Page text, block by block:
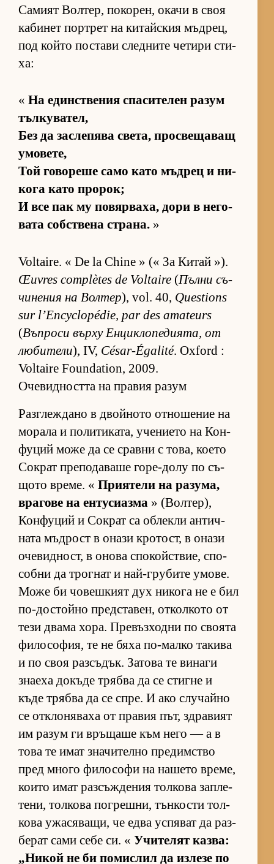
Са­мият Вол­тер, по­ко­рен, окачи в своя
ка­би­нет пор­т­рет на ки­тайс­кия мъд­рец,
под който пос­тави след­ните че­тири сти­
ха:
« На един­с­т­ве­ния спа­си­те­лен ра­зум
тъл­ку­ва­тел,
Без да зас­ле­пява све­та, прос­ве­ща­ващ
умо­ве­те,
Той го­во­реше само като мъд­рец и ни­
кога като про­рок;
И все пак му по­вяр­ва­ха, дори в не­го­
вата соб­с­т­вена стра­на. »
Voltaire. « De la Chine » (« За Ки­тай »).
Œuvres complètes de Voltaire (Пълни съ­
чи­не­ния на Вол­тер), vol. 40, Questions
sur l’Encyclopédie, par des amateurs
(Въп­роси върху Ен­цик­ло­пе­ди­я­та, от
лю­би­тели), IV, César-Égalité. Oxford :
Voltaire Foundation, 2009.
Очевидността на правия разум
Раз­г­леж­дано в двой­ното от­но­ше­ние на
мо­рала и по­ли­ти­ка­та, уче­ни­ето на Кон­
фу­ций може да се сравни с то­ва, ко­ето
Сок­рат пре­по­да­ваше го­ре-долу по съ­
щото вре­ме. « При­я­тели на ра­зу­ма,
вра­гове на ен­ту­си­азма » (Вол­тер),
Кон­фу­ций и Сок­рат са об­лекли ан­тич­
ната мъд­рост в онази кро­тост, в онази
оче­вид­ност, в онова спо­койс­т­вие, спо­
собни да трог­нат и най-гру­бите умо­ве.
Може би чо­веш­кият дух ни­кога не е бил
по-дос­тойно пред­с­та­вен, от­кол­кото от
тези двама хо­ра. Пре­въз­ходни по сво­ята
фи­ло­со­фия, те не бяха по-малко та­кива
и по своя раз­съ­дък. За­това те ви­наги
зна­еха до­къде трябва да се стигне и
къде трябва да се спре. И ако слу­чайно
се от­к­ло­ня­ваха от пра­вия път, здра­вият
им ра­зум ги връ­щаше към него — а в
това те имат зна­чи­телно пре­дим­с­тво
пред много фи­ло­софи на на­шето вре­ме,
ко­ито имат раз­съж­де­ния тол­кова зап­ле­
те­ни, тол­кова пог­реш­ни, тън­кости тол­
кова ужа­ся­ва­щи, че едва ус­пя­ват да раз­
бе­рат сами себе си. « Учи­те­лят каз­ва:
„Ни­кой не би по­мис­лил да из­лезе по